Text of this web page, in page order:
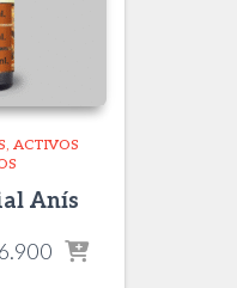
ACTIVOS
Anís
Price